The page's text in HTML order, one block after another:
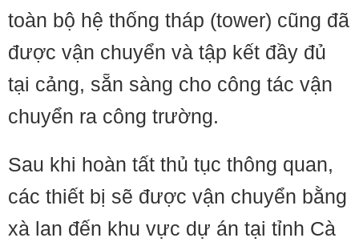
toàn bộ hệ thống tháp (tower) cũng đã
được vận chuyển và tập kết đầy đủ
tại cảng, sẵn sàng cho công tác vận
chuyển ra công trường.
Sau khi hoàn tất thủ tục thông quan,
các thiết bị sẽ được vận chuyển bằng
xà lan đến khu vực dự án tại tỉnh Cà